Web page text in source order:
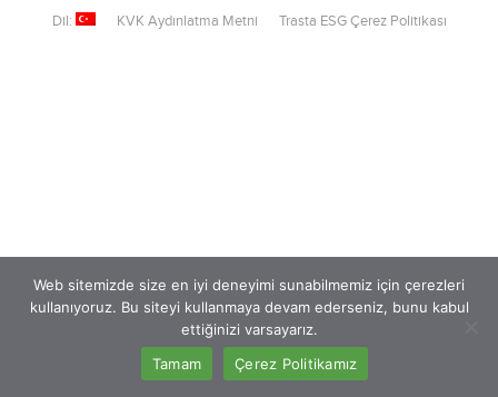
Dil:
KVK Aydınlatma Metni Trasta ESG Çerez Politikası
Web sitemizde size en iyi deneyimi sunabilmemiz için çerezleri
kullanıyoruz. Bu siteyi kullanmaya devam ederseniz, bunu kabul
ettiğinizi varsayarız.
Tamam
Çerez Politikamız